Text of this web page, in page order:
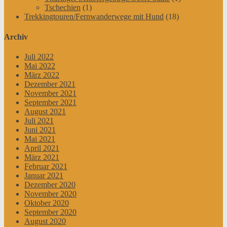
Tschechien (1)
Trekkingtouren/Fernwanderwege mit Hund (18)
Archiv
Juli 2022
Mai 2022
März 2022
Dezember 2021
November 2021
September 2021
August 2021
Juli 2021
Juni 2021
Mai 2021
April 2021
März 2021
Februar 2021
Januar 2021
Dezember 2020
November 2020
Oktober 2020
September 2020
August 2020